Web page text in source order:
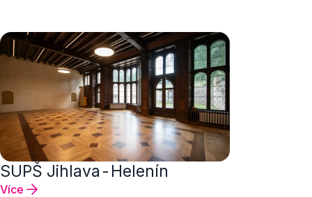
SUPŠ Jihlava-Helenín
Více